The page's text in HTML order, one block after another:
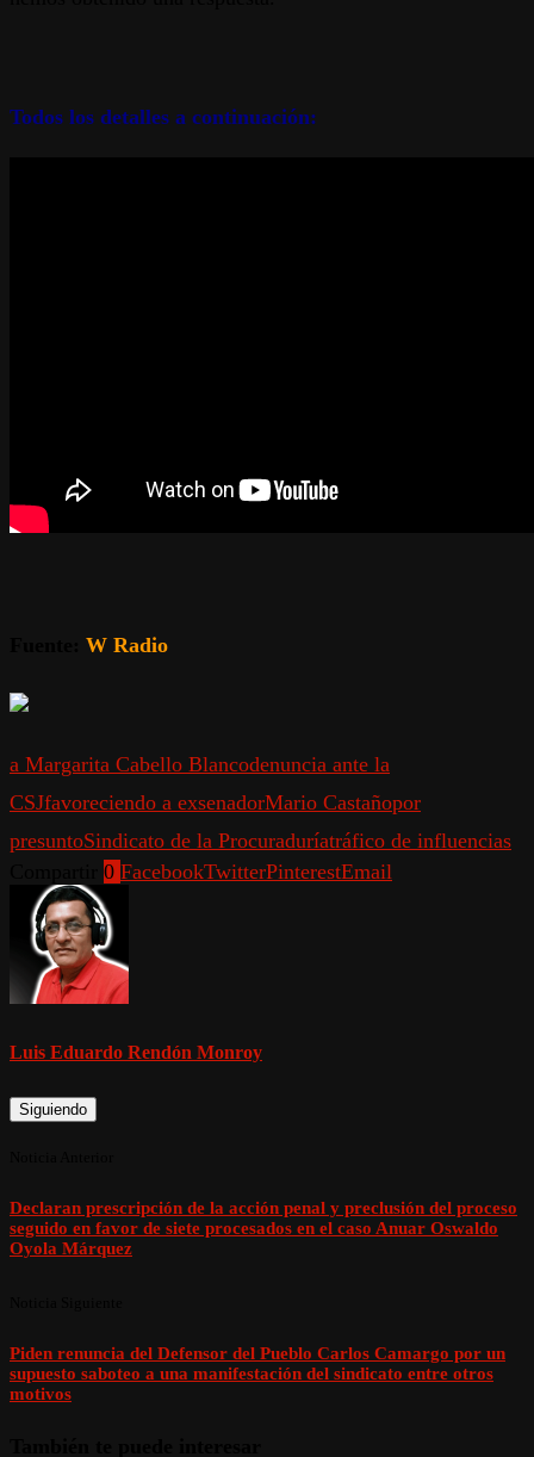
Todos los detalles a continuación:
W Radio
a Margarita Cabello Blancodenuncia ante la
CSJfavoreciendo a exsenadorMario Castañopor
presuntoSindicato de la Procuraduríatráfico de influencias
0 FacebookTwitterPinterestEmail
Luis Eduardo Rendón Monroy
Siguiendo
Declaran prescripción de la acción penal y preclusión del proceso
seguido en favor de siete procesados en el caso Anuar Oswaldo
Oyola Márquez
Piden renuncia del Defensor del Pueblo Carlos Camargo por un
supuesto saboteo a una manifestación del sindicato entre otros
motivos